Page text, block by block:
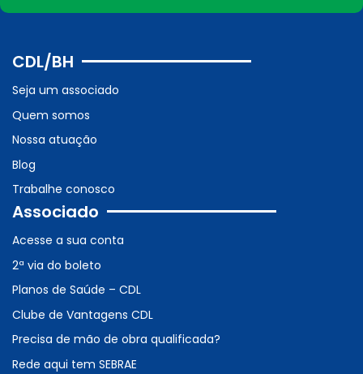
CDL/BH
Seja um associado
Quem somos
Nossa atuação
Blog
Trabalhe conosco
Associado
Acesse a sua conta
2ª via do boleto
Planos de Saúde – CDL
Clube de Vantagens CDL
Precisa de mão de obra qualificada?
Rede aqui tem SEBRAE